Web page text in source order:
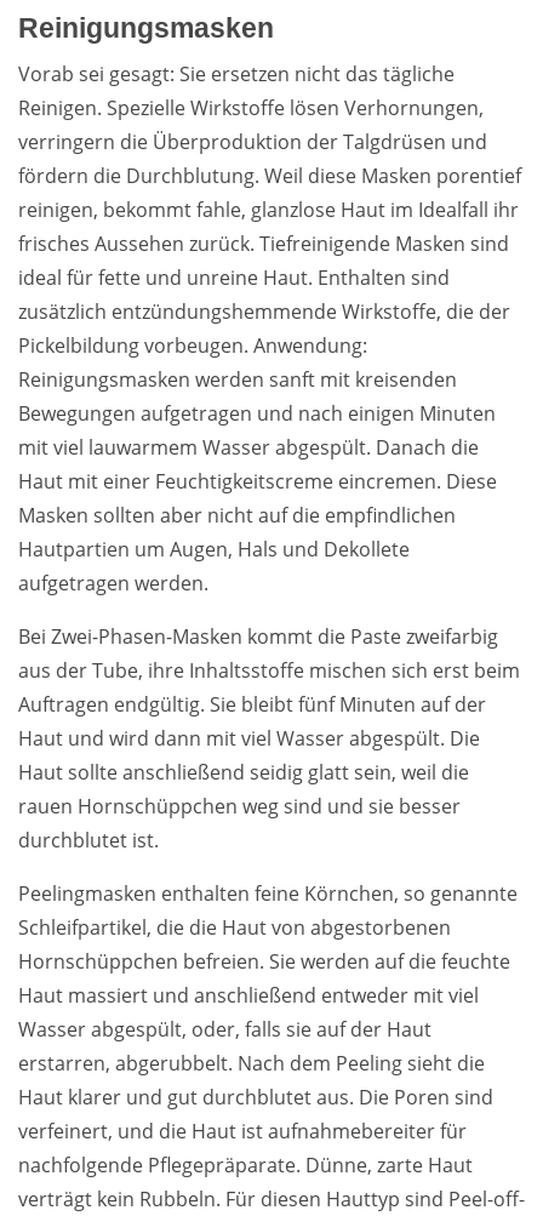
Reinigungsmasken
Vorab sei gesagt: Sie ersetzen nicht das tägliche
Reinigen. Spezielle Wirkstoffe lösen Verhornungen,
verringern die Überproduktion der Talgdrüsen und
fördern die Durchblutung. Weil diese Masken porentief
reinigen, bekommt fahle, glanzlose Haut im Idealfall ihr
frisches Aussehen zurück. Tiefreinigende Masken sind
ideal für fette und unreine Haut. Enthalten sind
zusätzlich entzündungshemmende Wirkstoffe, die der
Pickelbildung vorbeugen. Anwendung:
Reinigungsmasken werden sanft mit kreisenden
Bewegungen aufgetragen und nach einigen Minuten
mit viel lauwarmem Wasser abgespült. Danach die
Haut mit einer Feuchtigkeitscreme eincremen. Diese
Masken sollten aber nicht auf die empfindlichen
Hautpartien um Augen, Hals und Dekollete
aufgetragen werden.
Bei Zwei-Phasen-Masken kommt die Paste zweifarbig
aus der Tube, ihre Inhaltsstoffe mischen sich erst beim
Auftragen endgültig. Sie bleibt fünf Minuten auf der
Haut und wird dann mit viel Wasser abgespült. Die
Haut sollte anschließend seidig glatt sein, weil die
rauen Hornschüppchen weg sind und sie besser
durchblutet ist.
Peelingmasken enthalten feine Körnchen, so genannte
Schleifpartikel, die die Haut von abgestorbenen
Hornschüppchen befreien. Sie werden auf die feuchte
Haut massiert und anschließend entweder mit viel
Wasser abgespült, oder, falls sie auf der Haut
erstarren, abgerubbelt. Nach dem Peeling sieht die
Haut klarer und gut durchblutet aus. Die Poren sind
verfeinert, und die Haut ist aufnahmebereiter für
nachfolgende Pflegepräparate. Dünne, zarte Haut
verträgt kein Rubbeln. Für diesen Hauttyp sind Peel-off-